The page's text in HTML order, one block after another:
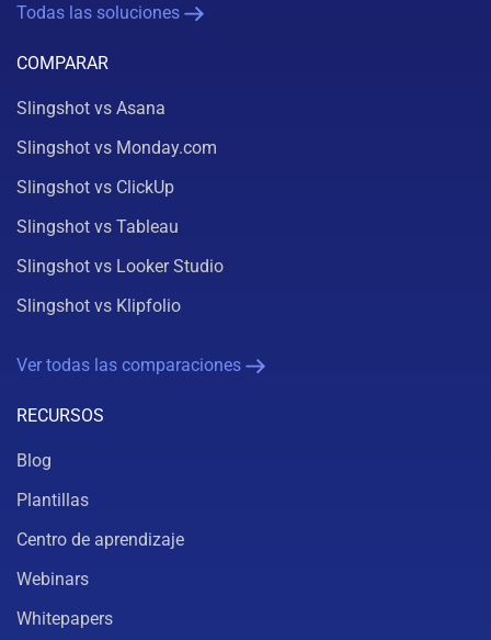
Todas las soluciones
COMPARAR
Slingshot vs Asana
Slingshot vs Monday.com
Slingshot vs ClickUp
Slingshot vs Tableau
Slingshot vs Looker Studio
Slingshot vs Klipfolio
Ver todas las comparaciones
RECURSOS
Blog
Plantillas
Centro de aprendizaje
Webinars
Whitepapers